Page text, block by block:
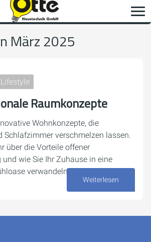
März 2025
Lifestyle
Raumkonzepte
Wohnkonzepte, die
Schlafzimmer verschmelzen lassen.
über die Vorteile offener
wie Sie Ihr Zuhause in eine
verwandeln können.
Weiterlesen